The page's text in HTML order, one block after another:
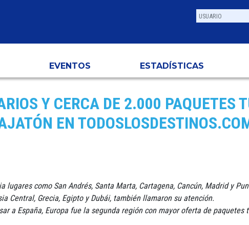
EVENTOS ESTADÍSTICAS
Y CERCA DE 2.000 PAQUETES
EN
como San Andrés, Santa Marta, Cartagena, Cancún, Madrid y
Central, Grecia, Egipto y Dubái, también llamaron su atención.
a España, Europa fue la segunda región con mayor oferta de paquetes